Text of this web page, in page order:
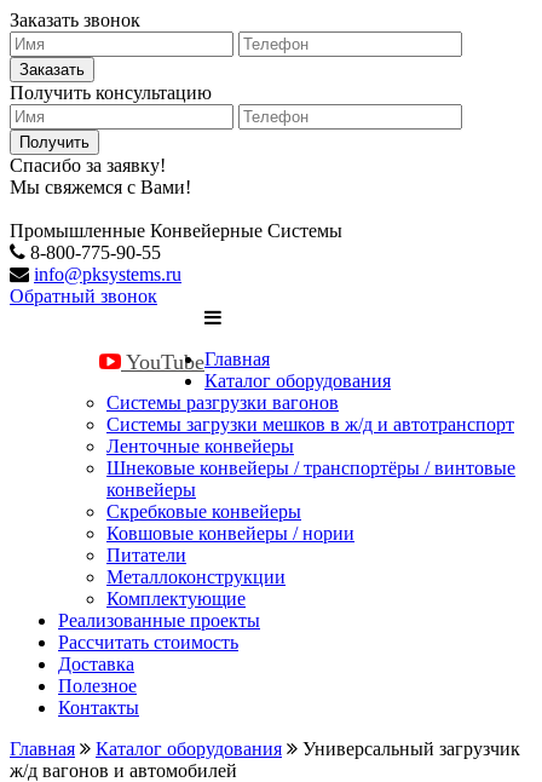
Заказать звонок
Заказать
Получить консультацию
Получить
Спасибо за заявку!
Мы свяжемся с Вами!
Промышленные Конвейерные Системы
8-800-775-90-55
info@pksystems.ru
Обратный звонок
YouTubeГлавная
Каталог оборудования
Системы разгрузки вагонов
Системы загрузки мешков в ж/д и автотранспорт
Ленточные конвейеры
Шнековые конвейеры / транспортёры / винтовые
конвейеры
Скребковые конвейеры
Ковшовые конвейеры / нории
Питатели
Металлоконструкции
Комплектующие
Реализованные проекты
Рассчитать стоимость
Доставка
Полезное
Контакты
Главная
Каталог оборудования
Универсальный загрузчик
ж/д вагонов и автомобилей